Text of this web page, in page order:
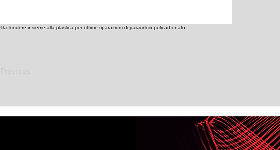
Da fondere insieme alla plastica per ottime riparazioni di paraurti in policarbonato.